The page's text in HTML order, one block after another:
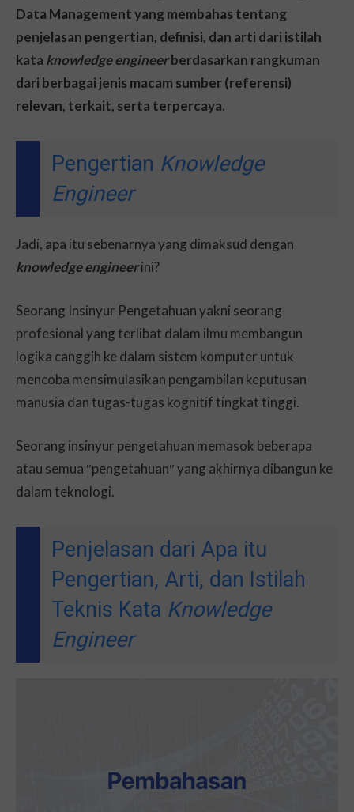
Data Management yang membahas tentang
penjelasan pengertian, definisi, dan arti dari istilah
kata knowledge engineerberdasarkan rangkuman
dari berbagai jenis macam sumber (referensi)
relevan, terkait, serta terpercaya.
Pengertian Knowledge
Engineer
Jadi, apa itu sebenarnya yang dimaksud dengan
knowledge engineerini?
Seorang Insinyur Pengetahuan yakni seorang
profesional yang terlibat dalam ilmu membangun
logika canggih ke dalam sistem komputer untuk
mencoba mensimulasikan pengambilan keputusan
manusia dan tugas-tugas kognitif tingkat tinggi.
Seorang insinyur pengetahuan memasok beberapa
atau semua ″pengetahuan″ yang akhirnya dibangun ke
dalam teknologi.
Penjelasan dari Apa itu
Pengertian, Arti, dan Istilah
Teknis Kata Knowledge
Engineer